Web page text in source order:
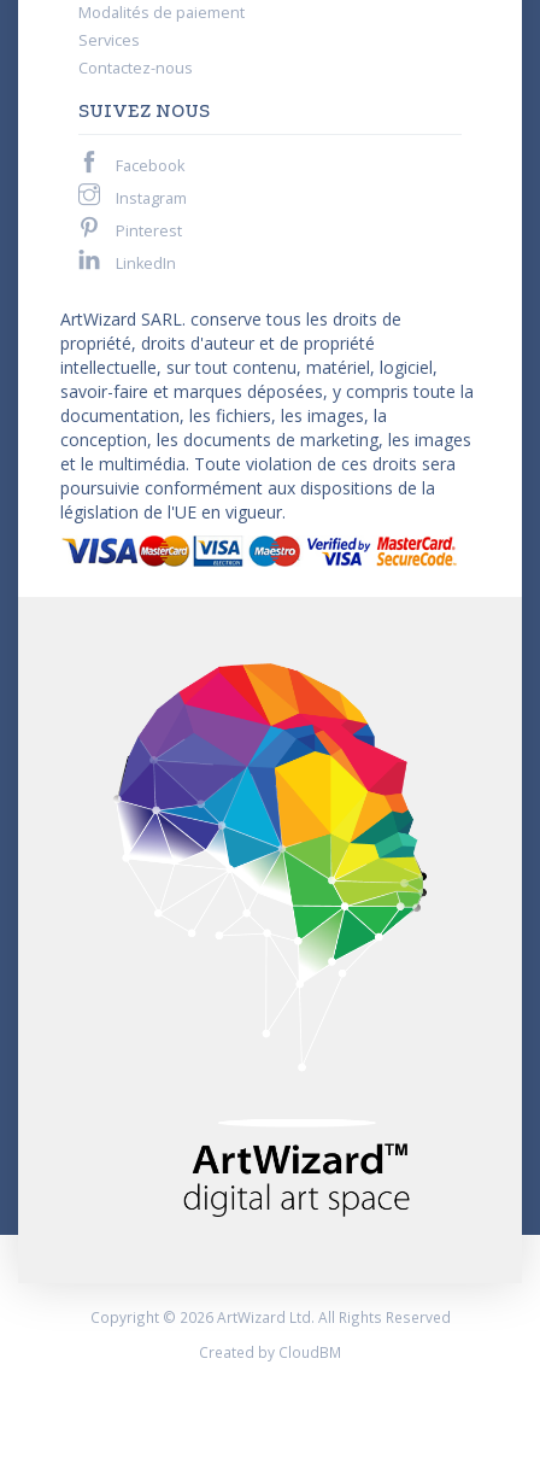
Modalités de paiement
Services
Contactez-nous
SUIVEZ NOUS
Facebook
Instagram
Pinterest
LinkedIn
ArtWizard SARL. conserve tous les droits de
propriété, droits d'auteur et de propriété
intellectuelle, sur tout contenu, matériel, logiciel,
savoir-faire et marques déposées, y compris toute la
documentation, les fichiers, les images, la
conception, les documents de marketing, les images
et le multimédia. Toute violation de ces droits sera
poursuivie conformément aux dispositions de la
législation de l'UE en vigueur.
Copyright © 2026 ArtWizard Ltd. All Rights Reserved
Created by CloudBM